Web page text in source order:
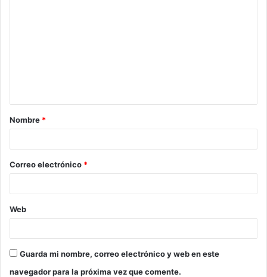
a
r
*
Nombre *
Correo electrónico *
Web
Guarda mi nombre, correo electrónico y web en este
navegador para la próxima vez que comente.